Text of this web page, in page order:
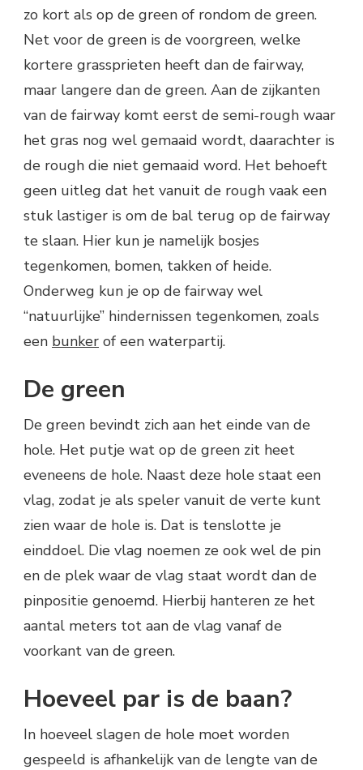
zo kort als op de green of rondom de green.
Net voor de green is de voorgreen, welke
kortere grassprieten heeft dan de fairway,
maar langere dan de green. Aan de zijkanten
van de fairway komt eerst de semi-rough waar
het gras nog wel gemaaid wordt, daarachter is
de rough die niet gemaaid word. Het behoeft
geen uitleg dat het vanuit de rough vaak een
stuk lastiger is om de bal terug op de fairway
te slaan. Hier kun je namelijk bosjes
tegenkomen, bomen, takken of heide.
Onderweg kun je op de fairway wel
“natuurlijke” hindernissen tegenkomen, zoals
een bunker of een waterpartij.
De green
De green bevindt zich aan het einde van de
hole. Het putje wat op de green zit heet
eveneens de hole. Naast deze hole staat een
vlag, zodat je als speler vanuit de verte kunt
zien waar de hole is. Dat is tenslotte je
einddoel. Die vlag noemen ze ook wel de pin
en de plek waar de vlag staat wordt dan de
pinpositie genoemd. Hierbij hanteren ze het
aantal meters tot aan de vlag vanaf de
voorkant van de green.
Hoeveel par is de baan?
In hoeveel slagen de hole moet worden
gespeeld is afhankelijk van de lengte van de